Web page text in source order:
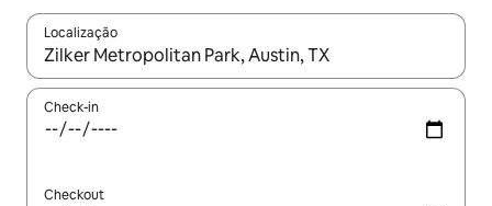
Localização
Quando os resultados estiverem disponíveis, explore-os
Check-in
Checkout